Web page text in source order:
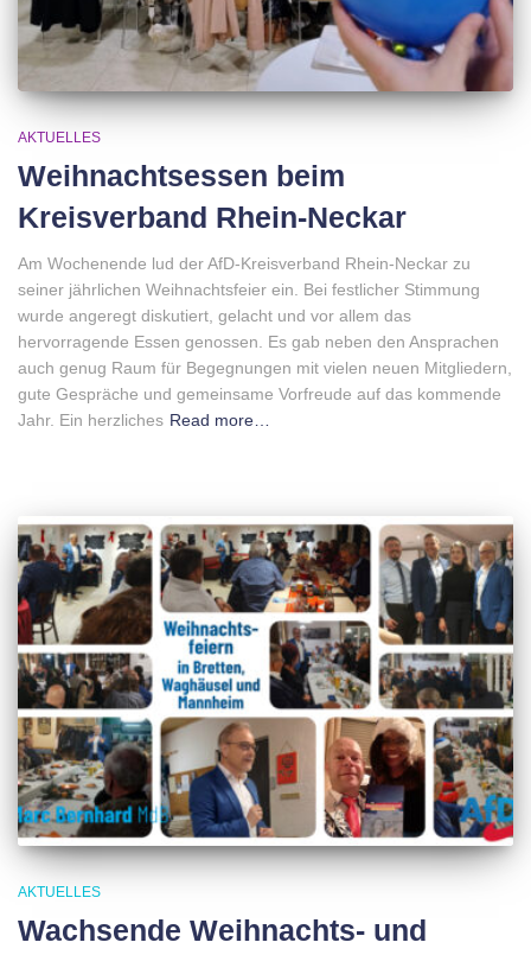
AKTUELLES
Weihnachtsessen beim
Kreisverband Rhein-Neckar
Am Wochenende lud der AfD-Kreisverband Rhein-Neckar zu
seiner jährlichen Weihnachtsfeier ein. Bei festlicher Stimmung
wurde angeregt diskutiert, gelacht und vor allem das
hervorragende Essen genossen. Es gab neben den Ansprachen
auch genug Raum für Begegnungen mit vielen neuen Mitgliedern,
gute Gespräche und gemeinsame Vorfreude auf das kommende
Jahr. Ein herzliches Read more…
AKTUELLES
Wachsende Weihnachts- und